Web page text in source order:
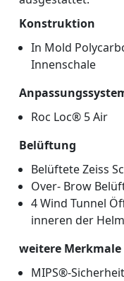
Konstruktion
In Mold
Innenschale
Roc Loc® 5 Air
Belüftung
Belüftete Zeiss
Over- Brow
4 Wind Tunnel
inneren der
weitere Merkmale
MIPS®-